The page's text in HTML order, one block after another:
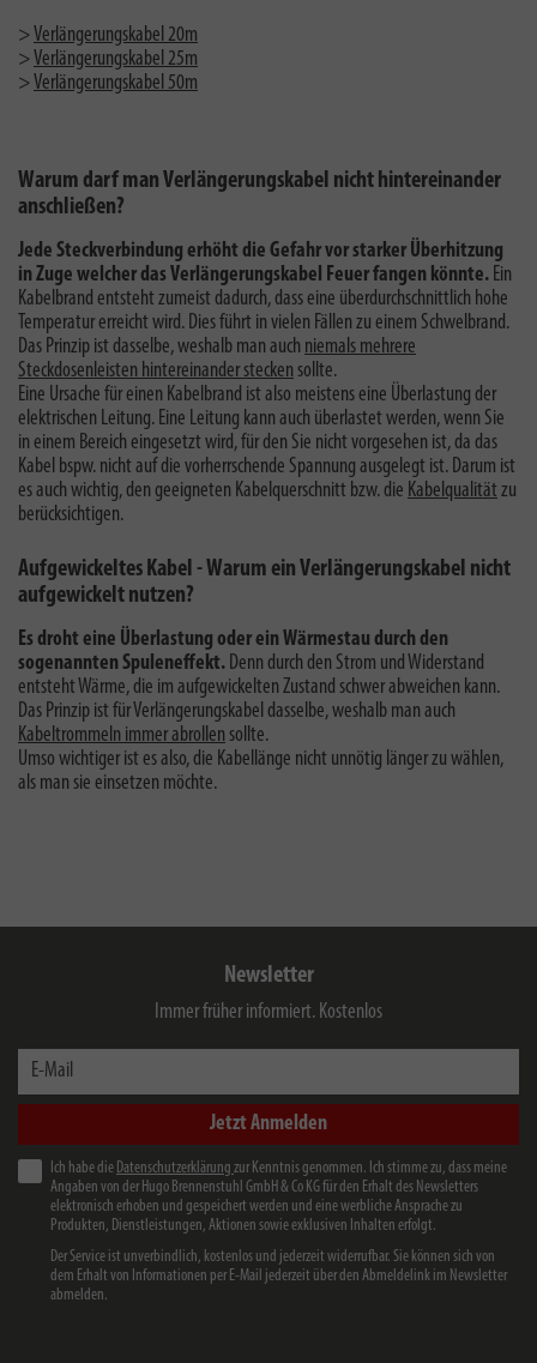
>Verlängerungskabel 20m
>Verlängerungskabel 25m
>Verlängerungskabel 50m
Warum darf man Verlängerungskabel nicht hintereinander
anschließen?
Jede Steckverbindung erhöht die Gefahr vor starker Überhitzung
in Zuge welcher das Verlängerungskabel Feuer fangen könnte. Ein
Kabelbrand entsteht zumeist dadurch, dass eine überdurchschnittlich hohe
Temperatur erreicht wird. Dies führt in vielen Fällen zu einem Schwelbrand.
Das Prinzip ist dasselbe, weshalb man auch niemals mehrere
Steckdosenleisten hintereinander stecken sollte.
Eine Ursache für einen Kabelbrand ist also meistens eine Überlastung der
elektrischen Leitung. Eine Leitung kann auch überlastet werden, wenn Sie
in einem Bereich eingesetzt wird, für den Sie nicht vorgesehen ist, da das
Kabel bspw. nicht auf die vorherrschende Spannung ausgelegt ist. Darum ist
es auch wichtig, den geeigneten Kabelquerschnitt bzw. die Kabelqualität zu
berücksichtigen.
Aufgewickeltes Kabel - Warum ein Verlängerungskabel nicht
aufgewickelt nutzen?
Es droht eine Überlastung oder ein Wärmestau durch den
sogenannten Spuleneffekt. Denn durch den Strom und Widerstand
entsteht Wärme, die im aufgewickelten Zustand schwer abweichen kann.
Das Prinzip ist für Verlängerungskabel dasselbe, weshalb man auch
Kabeltrommeln immer abrollen sollte.
Umso wichtiger ist es also, die Kabellänge nicht unnötig länger zu wählen,
als man sie einsetzen möchte.
Newsletter
Immer früher informiert. Kostenlos
E-Mail
Jetzt Anmelden
Ich habe die Datenschutzerklärung zur Kenntnis genommen. Ich stimme zu, dass meine
Angaben von der Hugo Brennenstuhl GmbH & Co KG für den Erhalt des Newsletters
elektronisch erhoben und gespeichert werden und eine werbliche Ansprache zu
Produkten, Dienstleistungen, Aktionen sowie exklusiven Inhalten erfolgt.
Der Service ist unverbindlich, kostenlos und jederzeit widerrufbar. Sie können sich von
dem Erhalt von Informationen per E-Mail jederzeit über den Abmeldelink im Newsletter
abmelden.